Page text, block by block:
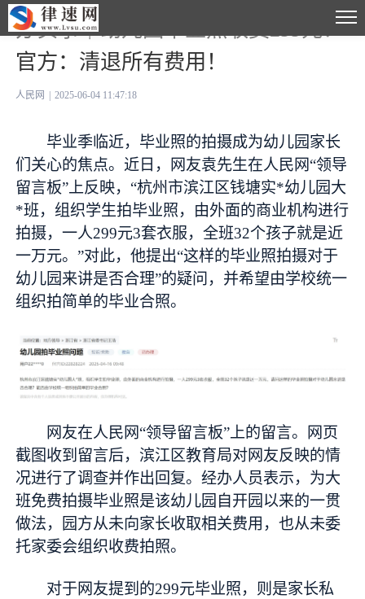
办实事｜幼儿园毕业照收费299元？
官方：清退所有费用！
人民网 2025-06-04 11:47:18
毕业季临近，毕业照的拍摄成为幼儿园家长
们关心的焦点。近日，网友袁先生在人民网“领导
留言板”上反映，“杭州市滨江区钱塘实*幼儿园大
*班，组织学生拍毕业照，由外面的商业机构进行
拍摄，一人299元3套衣服，全班32个孩子就是近
一万元。”对此，他提出“这样的毕业照拍摄对于
幼儿园来讲是否合理”的疑问，并希望由学校统一
组织拍简单的毕业合照。
网友在人民网“领导留言板”上的留言。网页
截图收到留言后，滨江区教育局对网友反映的情
况进行了调查并作出回复。经办人员表示，为大
班免费拍摄毕业照是该幼儿园自开园以来的一贯
做法，园方从未向家长收取相关费用，也从未委
托家委会组织收费拍照。
对于网友提到的299元毕业照，则是家长私